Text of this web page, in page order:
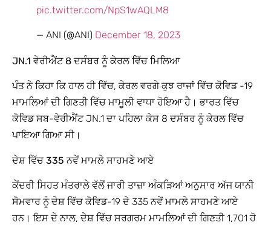
pic.twitter.com/NpS1wAQLM8
— ANI (@ANI) December 18, 2023
JN.1 ਵੇਰੀਐਂਟ 8 ਦਸੰਬਰ ਨੂੰ ਕੇਰਲ ਵਿੱਚ ਮਿਲਿਆ
ਪੰਤ ਨੇ ਕਿਹਾ ਕਿ ਹਾਲ ਹੀ ਵਿੱਚ, ਕੇਰਲ ਵਰਗੇ ਕੁਝ ਰਾਜਾਂ ਵਿੱਚ ਕੋਵਿਡ -19
ਮਾਮਲਿਆਂ ਦੀ ਗਿਣਤੀ ਵਿੱਚ ਮਾਮੂਲੀ ਵਾਧਾ ਹੋਇਆ ਹੈ। ਭਾਰਤ ਵਿੱਚ
ਕੋਵਿਡ ਸਬ-ਵੇਰੀਐਂਟ JN.1 ਦਾ ਪਹਿਲਾ ਕੇਸ 8 ਦਸੰਬਰ ਨੂੰ ਕੇਰਲ ਵਿੱਚ
ਪਾਇਆ ਗਿਆ ਸੀ।
ਦੇਸ਼ ਵਿੱਚ 335 ਨਵੇਂ ਮਾਮਲੇ ਸਾਹਮਣੇ ਆਏ
ਕੇਂਦਰੀ ਸਿਹਤ ਮੰਤਰਾਲੇ ਵੱਲੋਂ ਜਾਰੀ ਤਾਜ਼ਾ ਅੰਕੜਿਆਂ ਅਨੁਸਾਰ ਅੱਜ ਯਾਨੀ
ਸੋਮਵਾਰ ਨੂੰ ਦੇਸ਼ ਵਿੱਚ ਕੋਵਿਡ-19 ਦੇ 335 ਨਵੇਂ ਮਾਮਲੇ ਸਾਹਮਣੇ ਆਏ
ਹਨ। ਇਸ ਦੇ ਨਾਲ, ਦੇਸ਼ ਵਿੱਚ ਸਰਗਰਮ ਮਾਮਲਿਆਂ ਦੀ ਗਿਣਤੀ 1,701 ਹੋ